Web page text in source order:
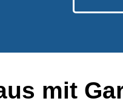
mit